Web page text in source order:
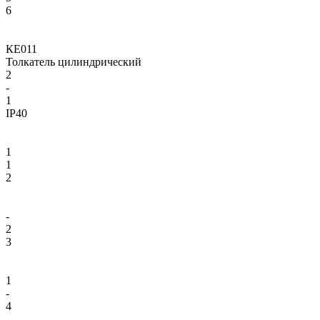
6
КЕ011
Толкатель цилиндрический
2
-
1
IP40
1
1
2
-
2
3
1
-
4